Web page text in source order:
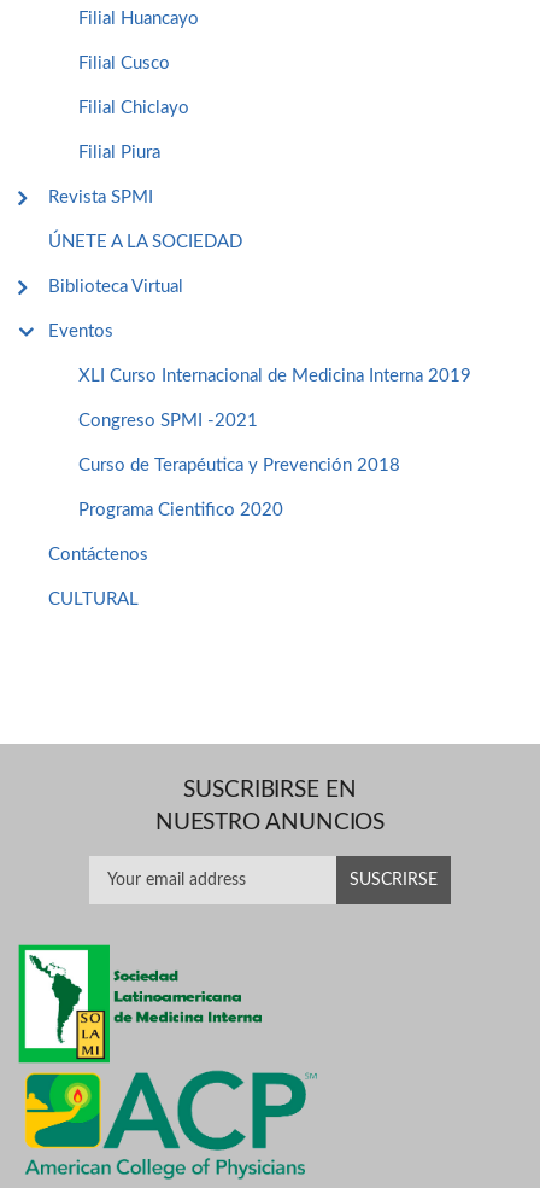
Filial Huancayo
Filial Cusco
Filial Chiclayo
Filial Piura
Revista SPMI
ÚNETE A LA SOCIEDAD
Biblioteca Virtual
Eventos
XLI Curso Internacional de Medicina Interna 2019
Congreso SPMI -2021
Curso de Terapéutica y Prevención 2018
Programa Cientifico 2020
Contáctenos
CULTURAL
SUSCRIBIRSE EN
NUESTRO ANUNCIOS